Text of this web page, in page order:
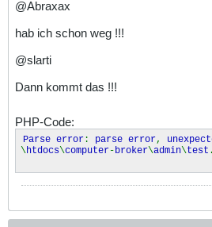
@Abraxax
hab ich schon weg !!!
@slarti
Dann kommt das !!!
PHP-Code:
Parse error : parse error,
\htdocs\computer- broker\admin\test .